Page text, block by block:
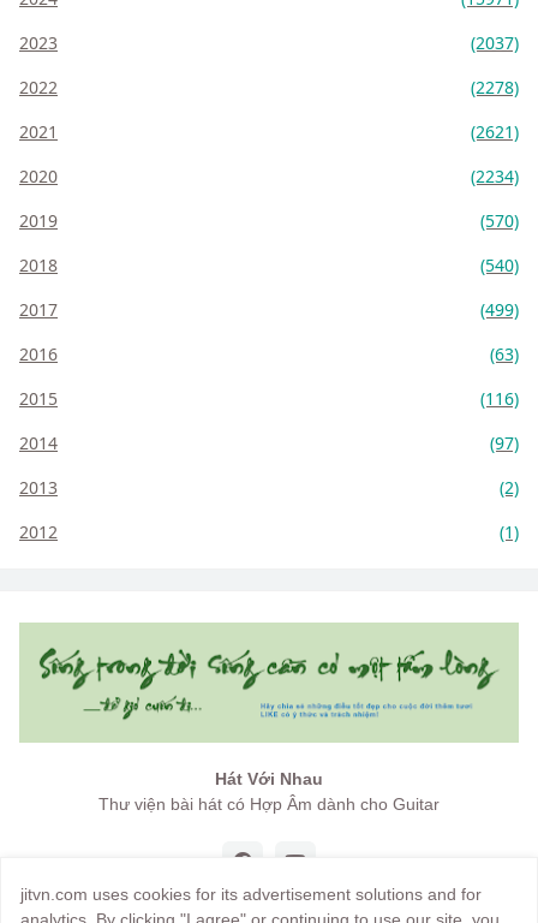
2023
(2037)
2022
(2278)
2021
(2621)
2020
(2234)
2019
(570)
2018
(540)
2017
(499)
2016
(63)
2015
(116)
2014
(97)
2013
(2)
2012
(1)
Hát Với Nhau
Thư viện bài hát có Hợp Âm dành cho Guitar
jitvn.com uses cookies for its advertisement solutions and for